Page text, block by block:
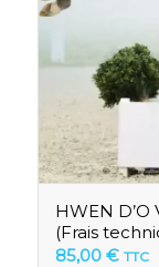
HWEN D’O
(Frais
85,00 € TTC